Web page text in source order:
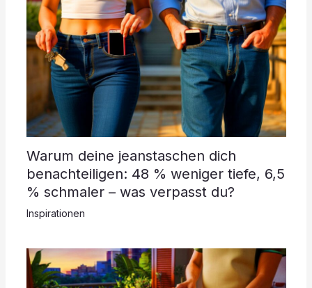
Warum deine jeanstaschen dich
benachteiligen: 48 % weniger tiefe, 6,5
% schmaler – was verpasst du?
Inspirationen